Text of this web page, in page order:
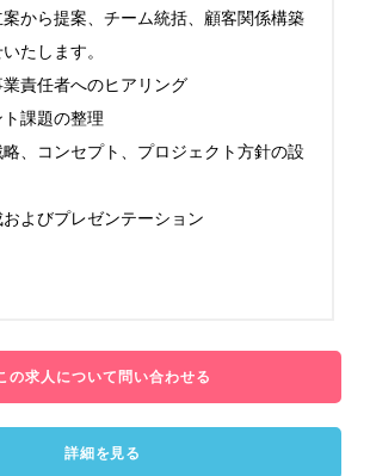
から提案、チーム統括、顧客関係構築
たします。
業責任者へのヒアリング
ト課題の整理
略、コンセプト、プロジェクト方針の設
およびプレゼンテーション
の求人について問い合わせる
詳細を見る